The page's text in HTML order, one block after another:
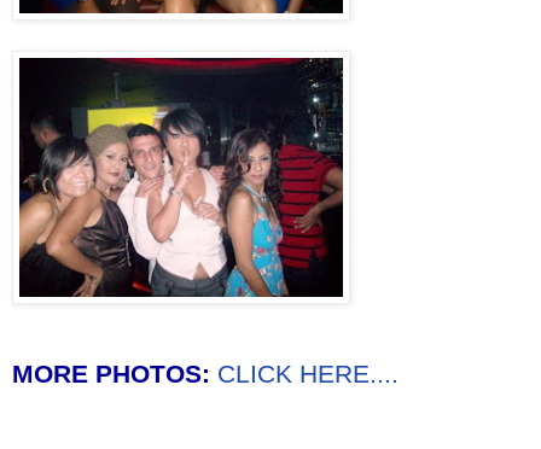
MORE PHOTOS: CLICK HERE....